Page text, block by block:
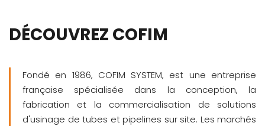
DÉCOUVREZ COFIM
Fondé en 1986, COFIM SYSTEM, est une entreprise
française spécialisée dans la conception, la
fabrication et la commercialisation de solutions
d'usinage de tubes et pipelines sur site. Les marchés